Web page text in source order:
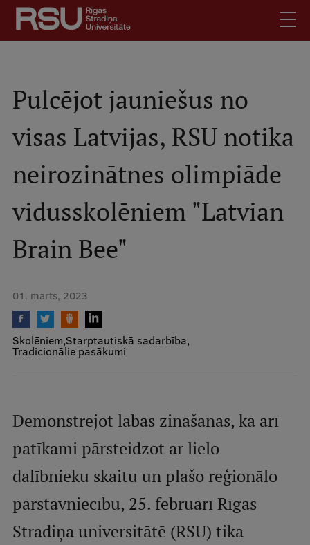
Pārlekt
galveno
saturu
Mobile
augšējā
izvēlne
Studentiem
Absolventiem
Darba devējiem
Bibliotēka
Kontakti
Mobile
galvenā
Studiju iespējas
Maģistra studiju programmas
Doktorantūra
Rezidentūra
Uzņemšana
Praktiska informācija
Pulcējot jauniešus no
visas Latvijas, RSU notika
neirozinātnes olimpiāde
vidusskolēniem "Latvian
Brain Bee"
01. marts, 2023
Skolēniem Starptautiskā sadarbība
Tradicionālie pasākumi
Demonstrējot labas zināšanas, kā arī
patīkami pārsteidzot ar lielo
dalībnieku skaitu un plašo reģionālo
pārstāvniecību, 25. februārī Rīgas
Stradiņa universitātē (RSU) tika